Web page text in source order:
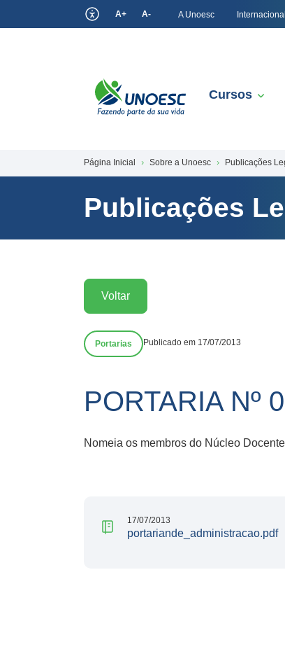
A+ A- A Unoesc
Cursos
Página Inicial Sobre a Unoesc Publicações
Publicações
Voltar
Portarias Publicado em 17/07/2013
PORTARIA Nº
Nomeia os membros do Núcleo
17/07/2013
portariande_administracao.pdf